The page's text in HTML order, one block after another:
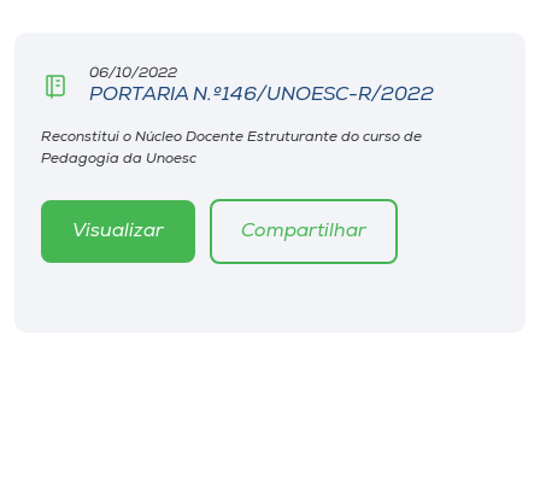
Biblioteca
Editora
Rádio
06/10/2022
PORTARIA N.º146/UNOESC-R/2022
Reconstitui o Núcleo Docente Estruturante do curso de
Pedagogia da Unoesc
Visualizar Compartilhar